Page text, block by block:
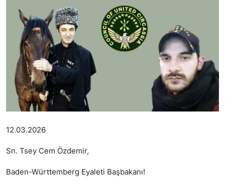
12.03.2026
Sn. Tsey Cem Özdemir,
Baden-Württemberg Eyaleti Başbakanı!